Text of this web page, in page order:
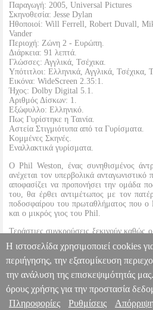
Παραγωγή: 2005, Universal Pictures
Σκηνοθεσία: Jesse Dylan
Ηθοποιοί: Will Ferrell, Robert Duvall,
Vander
Περιοχή: Ζώνη 2 - Ευρώπη.
Διάρκεια: 91 λεπτά.
Γλώσσες: Αγγλικά, Τσέχικα.
Υπότιτλοι: Ελληνικά, Αγγλικά, Τσέχικα,
Εικόνα: WideScreen 2.35:1.
Ήχος: Dolby Digital 5.1.
Αριθμός Δίσκων: 1.
Εξώφυλλο: Ελληνικό.
Πως Γυρίστηκε η Ταινία.
Αστεία Στιγμιότυπα από τα Γυρίσματα.
Κομμένες Σκηνές.
Εναλλακτικά γυρίσματα.
O Phil Weston, ένας συνηθισμένος
ανέχεται τον υπερβολικά
αποφασίζει να προπονήσει την ομάδα
του, θα έρθει αντιμέτωπος με τον
ποδοσφαίρου του πρωταθλήματος που ο
και ο μικρός γιος του Phil.
Τεράστιες συγκρούσεις ξεκινούν καθώς
ακραίες καταστάσεις με σκοπό να
πλεύρα του το κύπελλο του
ΠΡΟΠΟΝΗΤΗΣ ΤΗΣ
SCREAMING (DVD) DVD.03953
Pictures
2005,Universal Pictures
Πληροφορίες & Υπηρεσίες >
Η ιστοσελίδα χρησιμοποιεί cookies
περιήγησης, την εξατομίκευση
την ανάλυση της επισκεψιμότητάς
όρους χρήσης για την προστασία
Πληροφορίες
Ρυθμίσεις Απόρριψη